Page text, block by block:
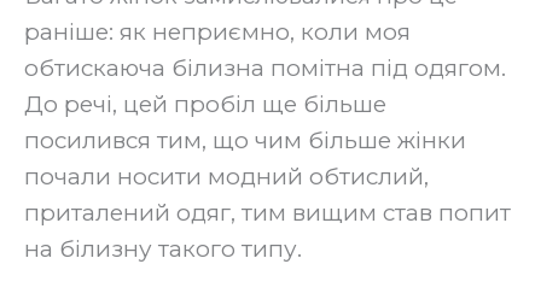
раніше: як неприємно, коли моя
обтискаюча білизна помітна під одягом.
До речі, цей пробіл ще більше
посилився тим, що чим більше жінки
почали носити модний обтислий,
приталений одяг, тим вищим став попит
на білизну такого типу.‍